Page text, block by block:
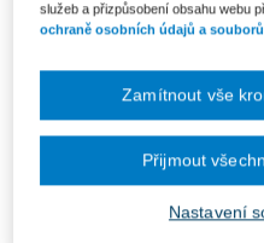
Upozorňujeme, že v období
zaslány dodatečně e-
služeb a přizpůsobení obsahu webu
ochraně osobních údajů a
Nastavení
Zamítnout vše
Přijmout